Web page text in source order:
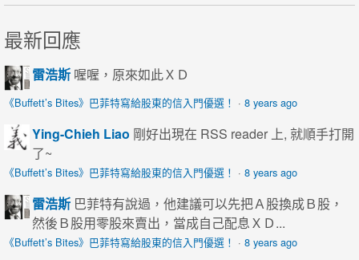
最新回應
雷浩斯 喔喔，原來如此ＸＤ
《Buffett’s Bites》巴菲特寫給股東的信入門優選！ · 8 years ago
Ying-Chieh Liao 剛好出現在 RSS reader 上, 就順手打開
了~
《Buffett’s Bites》巴菲特寫給股東的信入門優選！ · 8 years ago
雷浩斯 巴菲特有說過，他建議可以先把Ａ股換成Ｂ股，
然後Ｂ股用零股來賣出，當成自己配息ＸＤ...
《Buffett’s Bites》巴菲特寫給股東的信入門優選！ · 8 years ago